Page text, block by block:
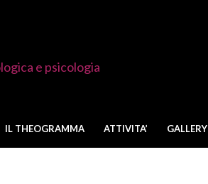
IL THEOGRAMMA ATTIVITA’ GALLERY